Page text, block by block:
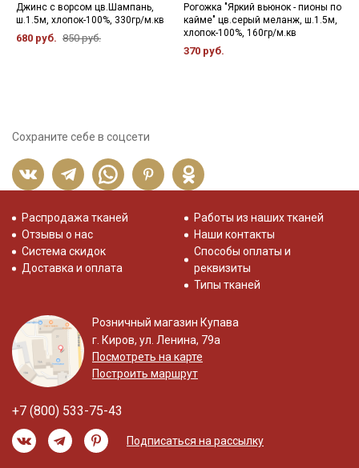
Джинс с ворсом цв.Шампань,
ш.1.5м, хлопок-100%, 330гр/м.кв
680 руб. 850 руб.
Рогожка "Яркий вьюнок - пионы по
кайме" цв.серый меланж, ш.1.5м,
хлопок-100%, 160гр/м.кв
370 руб.
Сохраните себе в соцсети
Распродажа тканей
Отзывы о нас
Система скидок
Доставка и оплата
Работы из наших тканей
Наши контакты
Способы оплаты и
реквизиты
Типы тканей
Розничный магазин Купава
г. Киров, ул. Ленина, 79а
Посмотреть на карте
Построить маршрут
+7 (800) 533-75-43
Подписаться на рассылку